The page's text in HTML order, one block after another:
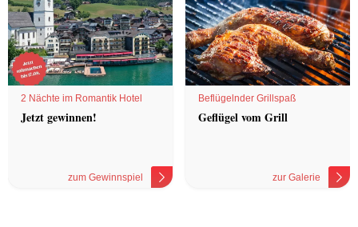
2 Nächte im Romantik Hotel
Jetzt gewinnen!
zum Gewinnspiel
Beflügelnder Grillspaß
Geflügel vom Grill
zur Galerie